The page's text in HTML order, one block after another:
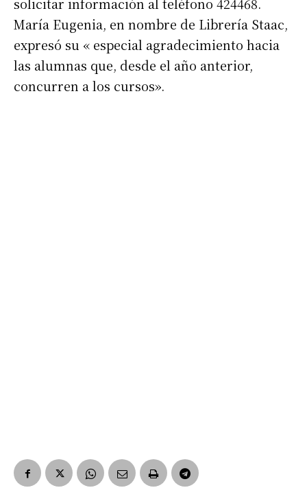
Nombre
Apellidos
solicitar información al teléfono 424468.
María Eugenia, en nombre de Librería Staac,
expresó su « especial agradecimiento hacia
las alumnas que, desde el año anterior,
concurren a los cursos».